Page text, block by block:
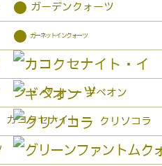
● ガーデンクォーツ
● ガーネットインクォーツ
カコクセナイト
ギベオン
クリソコラ